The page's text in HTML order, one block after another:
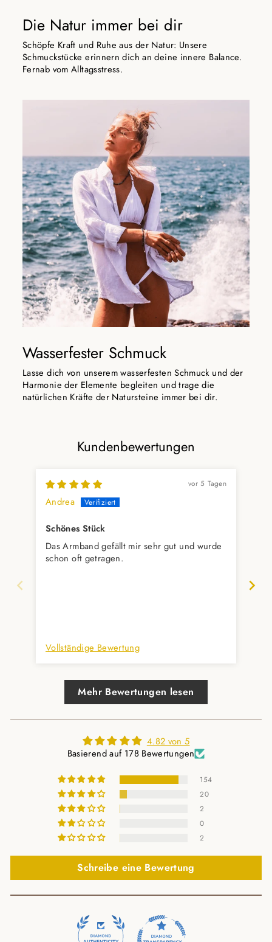
Die Natur immer bei dir
Schöpfe Kraft und Ruhe aus der Natur: Unsere
Schmuckstücke erinnern dich an deine innere Balance.
Fernab vom Alltagsstress.
Wasserfester Schmuck
Lasse dich von unserem wasserfesten Schmuck und der
Harmonie der Elemente begleiten und trage die
natürlichen Kräfte der Natursteine immer bei dir.
Kundenbewertungen
vor 5 Tagen
Andrea
Schönes Stück
Das Armband gefällt mir sehr gut und wurde
schon oft getragen.
Vollständige Bewertung
Mehr Bewertungen lesen
4.82 von 5
Basierend auf 178 Bewertungen
154
20
2
0
2
Schreibe eine Bewertung